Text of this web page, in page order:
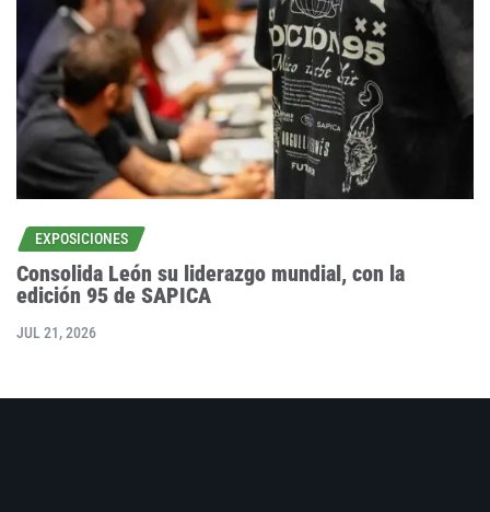
EXPOSICIONES
Consolida León su liderazgo mundial, con la
edición 95 de SAPICA
JUL 21, 2026